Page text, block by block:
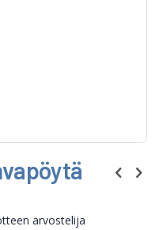
arvostelija